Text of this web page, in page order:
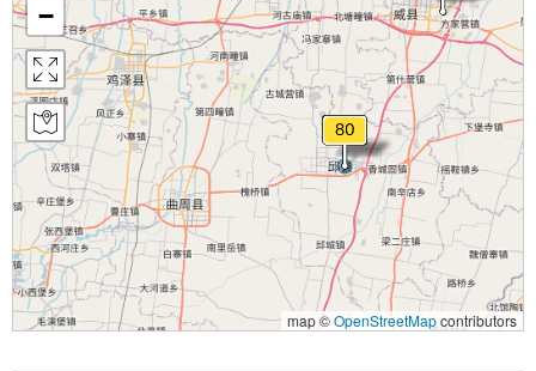
−
map ©OpenStreetMapcontributors